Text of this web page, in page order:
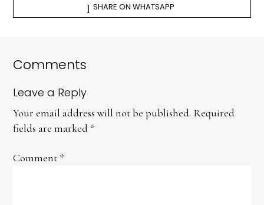
SHARE ON WHATSAPP
Comments
Leave a Reply
Your email address will not be published. Required
fields are marked *
Comment *